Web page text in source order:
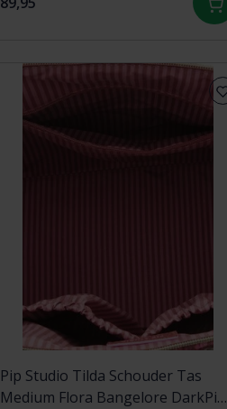
Pip Studio Tilda Schouder Tas
Medium Flora Bangelore DarkPink